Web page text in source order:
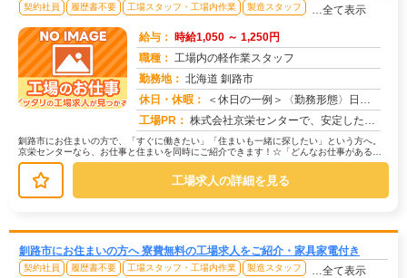
契約社員 履歴書不要 工場スタッフ・工場内作業 製造スタッフ …全て表示
給与： 時給1,050 ～ 1,250円
職種： 工場内の軽作業スタッフ
勤務地： 北海道 釧路市
休日・休暇：
＜休日の一例＞〈勤務形態〉日勤〈休日〉土日★ＧＷ・夏季・冬季・年末年始休暇あり★有給休暇あり※配属先により休日・勤...
工場PR： 株式会社京栄センターで、安定した暮らしを手に入れませんか？☆家具付き寮がすぐに利用可能！→ 敷金・礼金・鍵交換代も...
釧路市にお住まいの方で、「すぐに働きたい」「住まいも一緒に探したい」という方へ。
京栄センターなら、お仕事と住まいを同時にご紹介できます！☆「どんなお仕事がある
の？」→ 製造・組立・検査・軽作業な...
工場求人の詳細を見る
釧路市にお住まいの方へ 寮費無料の工場求人をご紹介・家具家電付き
契約社員 履歴書不要 工場スタッフ・工場内作業 製造スタッフ …全て表示